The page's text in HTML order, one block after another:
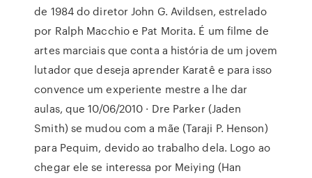
de 1984 do diretor John G. Avildsen, estrelado
por Ralph Macchio e Pat Morita. É um filme de
artes marciais que conta a história de um jovem
lutador que deseja aprender Karatê e para isso
convence um experiente mestre a lhe dar
aulas, que 10/06/2010 · Dre Parker (Jaden
Smith) se mudou com a mãe (Taraji P. Henson)
para Pequim, devido ao trabalho dela. Logo ao
chegar ele se interessa por Meiying (Han